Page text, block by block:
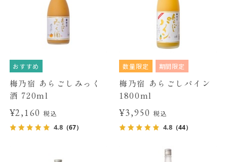
おすすめ
梅乃宿 あらごしみっく
酒 720ml
¥2,160税込
4.8（67）
数量限定 期間限定
梅乃宿 あらごしパイン
1800ml
¥3,950 税込
4.8 （44）